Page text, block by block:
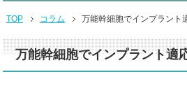
TOP コラム 万能幹細胞でインプラント
万能幹細胞でインプラント適